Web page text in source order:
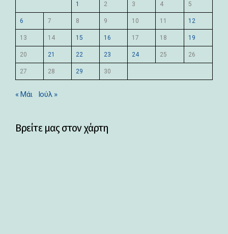
1 2 3 4 5
6 7 8 9 10 11 12
13 14 15 16 17 18 19
20 21 22 23 24 25 26
27 28 29 30
« Μάι Ιούλ »
Βρείτε μας στον χάρτη